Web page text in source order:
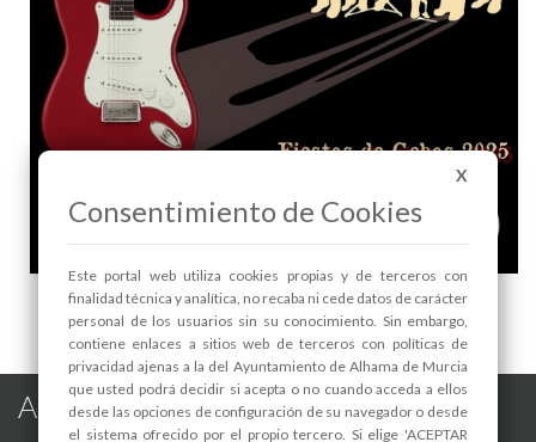
FIESTAS DE GEBAS 2025: ATLANTIS en directo
presentando su espectáculo "GUITAR LEGENDS" - 1
Alhama de Murcia en las Redes
X
Consentimiento de Cookies
Este portal web utiliza cookies propias y de terceros con
finalidad técnica y analítica, no recaba ni cede datos de carácter
personal de los usuarios sin su conocimiento. Sin embargo,
contiene enlaces a sitios web de terceros con políticas de
privacidad ajenas a la del Ayuntamiento de Alhama de Murcia
que usted podrá decidir si acepta o no cuando acceda a ellos
desde las opciones de configuración de su navegador o desde
el sistema ofrecido por el propio tercero. Si elige 'ACEPTAR